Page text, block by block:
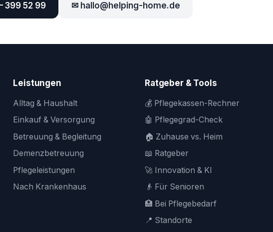
399 52 99 ✉ hallo@helping-home.de
Leistungen
Alltag & Haushalt
Einkauf & Versorgung
Betreuung & Begleitung
Demenzbetreuung
Pflegeleistungen
Nach Krankenhaus
Ratgeber & Tools
💰 Pflegekassen-Rechner
🤖 Pflegegrad-Check
🏠 Zuhause vs. Heim
📖 Ratgeber
🚀 Innovation & KI
👴 Für Senioren
🏥 Bei Pflegebedarf
📍 Standorte